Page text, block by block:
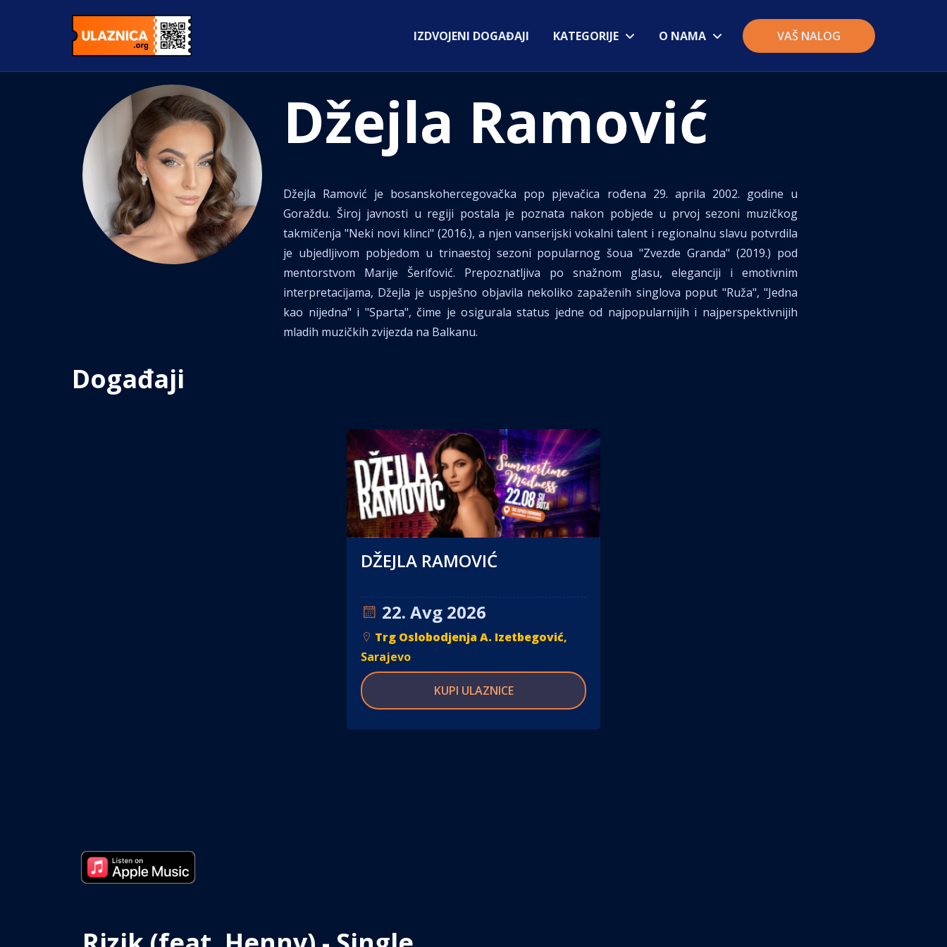
IZDVOJENI DOGAĐAJI KATEGORIJE O NAMA VAŠ NALOG
Džejla Ramović
Džejla Ramović je bosanskohercegovačka pop pjevačica rođena 29. aprila 2002. godine u
Goraždu. Široj javnosti u regiji postala je poznata nakon pobjede u prvoj sezoni muzičkog
takmičenja "Neki novi klinci" (2016.), a njen vanserijski vokalni talent i regionalnu slavu potvrdila
je ubjedljivom pobjedom u trinaestoj sezoni popularnog šoua "Zvezde Granda" (2019.) pod
mentorstvom Marije Šerifović. Prepoznatljiva po snažnom glasu, eleganciji i emotivnim
interpretacijama, Džejla je uspješno objavila nekoliko zapaženih singlova poput "Ruža", "Jedna
kao nijedna" i "Sparta", čime je osigurala status jedne od najpopularnijih i najperspektivnijih
mladih muzičkih zvijezda na Balkanu.
Događaji
DŽEJLA RAMOVIĆ
22. Avg 2026
Trg Oslobodjenja A. Izetbegović,
Sarajevo
KUPI ULAZNICE